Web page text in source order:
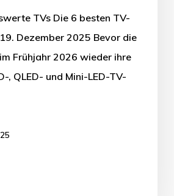
TVs Die 6 besten TV-
Dezember 2025 Bevor die
Frühjahr 2026 wieder ihre
, QLED- und Mini-LED-TV-